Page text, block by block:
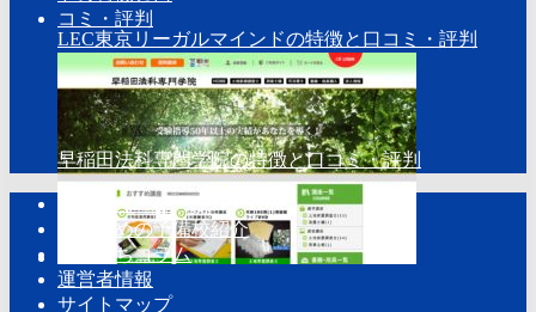
LEC東京リーガルマインドの特徴と口コミ・評判
早稲田法科専門学院の特徴と口コミ・評判
トップページ
おすすめの予備校紹介
お役立ちコラム
運営者情報
サイトマップ